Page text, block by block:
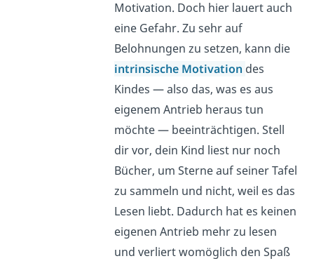
Motivation. Doch hier lauert auch
eine Gefahr. Zu sehr auf
Belohnungen zu setzen, kann die
intrinsische Motivation des
Kindes — also das, was es aus
eigenem Antrieb heraus tun
möchte — beeinträchtigen. Stell
dir vor, dein Kind liest nur noch
Bücher, um Sterne auf seiner Tafel
zu sammeln und nicht, weil es das
Lesen liebt. Dadurch hat es keinen
eigenen Antrieb mehr zu lesen
und verliert womöglich den Spaß